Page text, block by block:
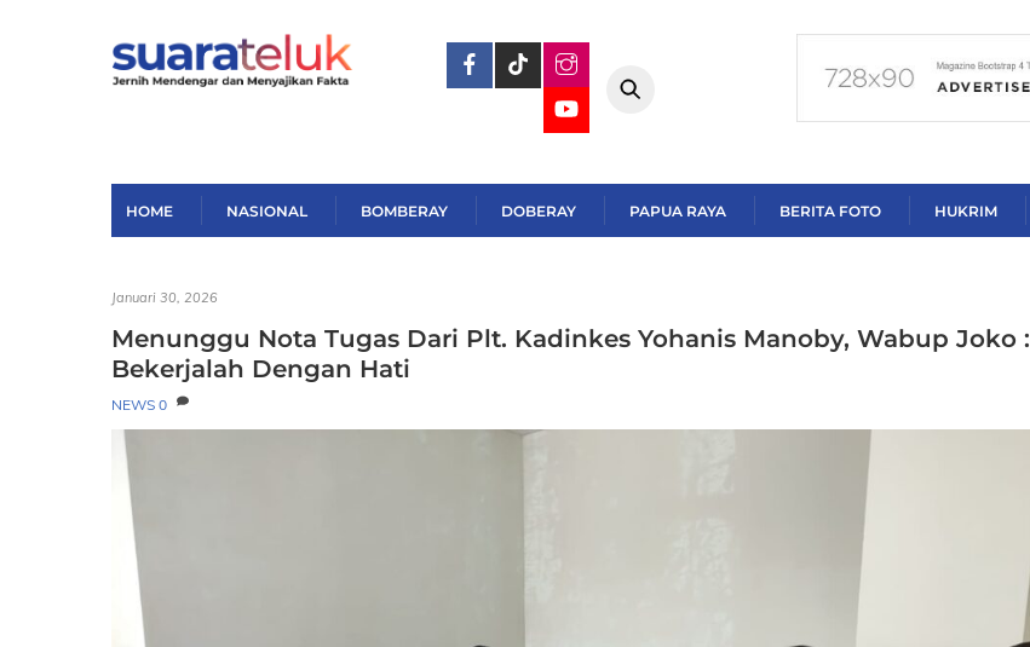
HOME NASIONAL BOMBERAY DOBERAY PAPUA RAYA BERITA FOTO HUKRIM
Januari 30, 2026
Menunggu Nota Tugas Dari Plt. Kadinkes Yohanis Manoby, Wabup Joko :
Bekerjalah Dengan Hati
NEWS 0